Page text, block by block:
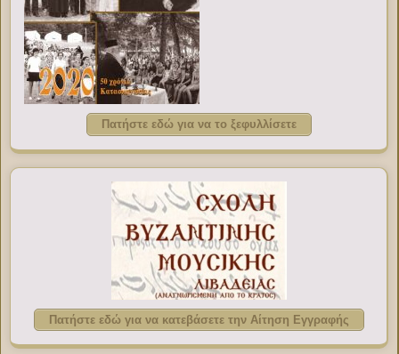
Πατήστε εδώ για να το ξεφυλλίσετε
Πατήστε εδώ για να κατεβάσετε την Αίτηση Εγγραφής